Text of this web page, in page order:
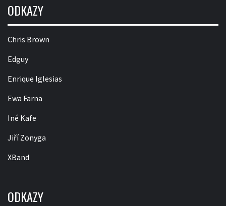
ODKAZY
Chris Brown
Edguy
Enrique Iglesias
Ewa Farna
Iné Kafe
Jiří Zonyga
XBand
ODKAZY